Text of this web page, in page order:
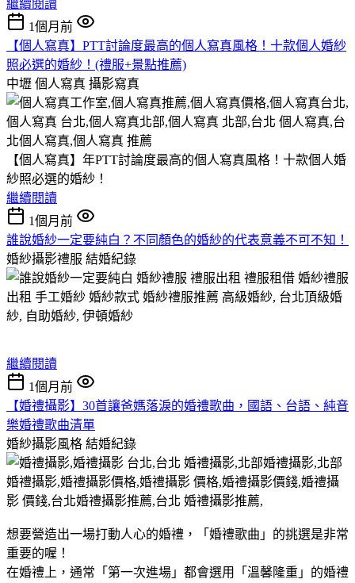
繼續閱讀
1個月前
【個人寫真】PTT討論度最高的個人寫真風格！十款個人婚紗
照必選的婚紗！(禮服+景點推薦)
中壢 個人寫真 攝影寫真
【個人寫真】年PTT討論度最高的個人寫真風格！十款個人婚
紗照必選的婚紗！
繼續閱讀
1個月前
誰說婚紗一定要純白？不同顏色的婚紗的代表意義不可不知！
婚紗攝影禮服 結婚紀錄
繼續閱讀
1個月前
【婚禮攝影】30首讓爸媽落淚的婚禮歌曲，國語、台語、純音
樂婚禮歌曲清單
婚紗攝影風格 結婚紀錄
想要營造出一場打動人心的婚禮，「婚禮歌曲」的挑選是非常
重要的喔！
在婚禮上，通常「第一次進場」都會選用「溫馨隆重」的婚禮